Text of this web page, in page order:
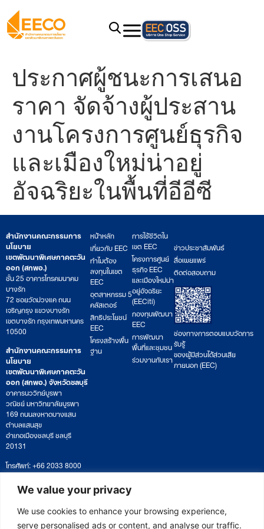
We value your privacy
We use cookies to enhance your browsing experience,
serve personalised ads or content, and analyse our traffic.
ประกาศผู้ชนะการเสนอ
ราคา จัดจ้างผู้ประสาน
งานโครงการศูนย์ธุรกิจ
และเมืองใหม่น่าอยู่
อัจฉริยะในพื้นที่อีอีซี
สำนักงานคณะกรรมการ
นโยบาย
เขตพัฒนาพิเศษภาคตะวัน
ออก (สกพอ.)
ชั้น 25 อาคารโทรคมนาคม
บางรัก
72 ซอยวัดม่วงแค ถนน
เจริญกรุง แขวงบางรัก
เขตบางรัก กรุงเทพมหานคร
10500
สำนักงานคณะกรรมการ
นโยบาย
เขตพัฒนาพิเศษภาคตะวัน
ออก (สกพอ.) จังหวัดชลบุรี
อาคารนววิทย์บูรพา
วณิชย์ มหาวิทยาลัยบูรพา
169 ถนนลงหาดบางแสน
ตำบลแสนสุข
อำเภอเมืองชลบุรี ชลบุรี
20131
โทรศัพท์: +66 2033 8000
เวลาทำการ: จันทร์ – ศุกร์
09:00 – 17:00 น.
ติดตามหนังสือหรือยื่นเอกสาร
saraban@eeco.or.th
หน้าหลัก
เกี่ยวกับ EEC
ทำไมต้อง
ลงทุนในเขต
EEC
อุตสาหกรรม 5
คลัสเตอร์
สิทธิประโยชน์
EEC
โครงสร้างพื้น
ฐาน
การใช้ชีวิตใน
เขต EEC
โครงการศูนย์
ธุรกิจ EEC
และเมืองใหม่น่า
อยู่อัจฉริยะ
(EECiti)
กองทุนพัฒนา
EEC
การพัฒนา
พื้นที่และชุมชน
ร่วมงานกับเรา
ข่าวประชาสัมพันธ์
สื่อเผยแพร่
ติดต่อสอบถาม
ช่องทางการตอบแบบวัดการ
รับรู้
ของผู้มีส่วนได้ส่วนเสีย
ภายนอก (EEC)